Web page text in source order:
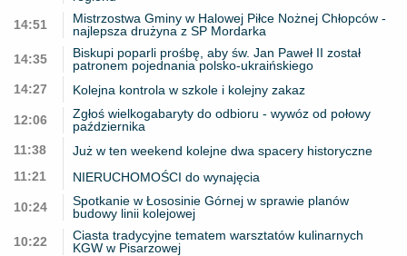
14:51
Mistrzostwa Gminy w Halowej Piłce Nożnej Chłopców -
najlepsza drużyna z SP Mordarka
14:35
Biskupi poparli prośbę, aby św. Jan Paweł II został
patronem pojednania polsko-ukraińskiego
14:27
Kolejna kontrola w szkole i kolejny zakaz
12:06
Zgłoś wielkogabaryty do odbioru - wywóz od połowy
października
11:38
Już w ten weekend kolejne dwa spacery historyczne
11:21
NIERUCHOMOŚCI do wynajęcia
10:24
Spotkanie w Łososinie Górnej w sprawie planów
budowy linii kolejowej
10:22
Ciasta tradycyjne tematem warsztatów kulinarnych
KGW w Pisarzowej